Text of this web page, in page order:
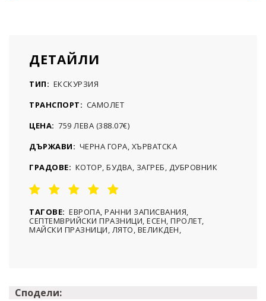
ДЕТАЙЛИ
ТИП: ЕКСКУРЗИЯ
ТРАНСПОРТ: САМОЛЕТ
ЦЕНА: 759 ЛЕВА (388.07€)
ДЪРЖАВИ: ЧЕРНА ГОРА, ХЪРВАТСКА
ГРАДОВЕ: КОТОР, БУДВА, ЗАГРЕБ, ДУБРОВНИК
ТАГОВЕ: ЕВРОПА, РАННИ ЗАПИСВАНИЯ,
СЕПТЕМВРИЙСКИ ПРАЗНИЦИ, ЕСЕН, ПРОЛЕТ,
МАЙСКИ ПРАЗНИЦИ, ЛЯТО, ВЕЛИКДЕН,
Сподели: